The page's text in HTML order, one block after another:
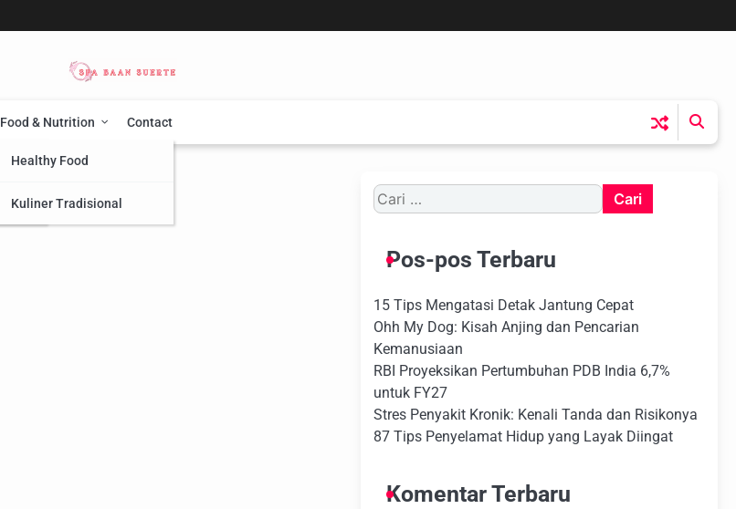
Food & Nutrition
Healthy Food
Kuliner Tradisional
Contact
Cari
untuk:
Pos-pos Terbaru
15 Tips Mengatasi Detak Jantung Cepat
Ohh My Dog: Kisah Anjing dan Pencarian
Kemanusiaan
RBI Proyeksikan Pertumbuhan PDB India 6,7%
untuk FY27
Stres Penyakit Kronik: Kenali Tanda dan Risikonya
87 Tips Penyelamat Hidup yang Layak Diingat
Komentar Terbaru